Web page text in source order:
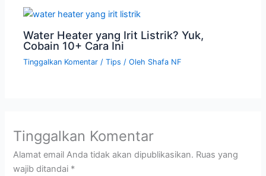
Water Heater yang Irit Listrik? Yuk,
Cobain 10+ Cara Ini
Tinggalkan Komentar /Tips / Oleh Shafa NF
Tinggalkan Komentar
Alamat email Anda tidak akan dipublikasikan. Ruas yang
wajib ditandai *